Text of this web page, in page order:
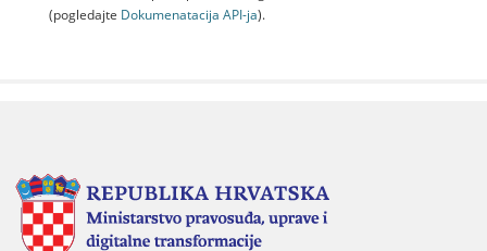
(pogledajte Dokumenаtаcijа API-jа).